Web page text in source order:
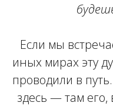
Если мы
иных мирах эту
проводили в
здесь — там его,